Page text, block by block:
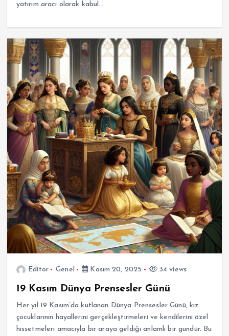
yatırım aracı olarak kabul…
Editor Genel Kasım 20, 2025 34 views
19 Kasım Dünya Prensesler Günü
Her yıl 19 Kasım’da kutlanan Dünya Prensesler Günü, kız
çocuklarının hayallerini gerçekleştirmeleri ve kendilerini özel
hissetmeleri amacıyla bir araya geldiği anlamlı bir gündür. Bu